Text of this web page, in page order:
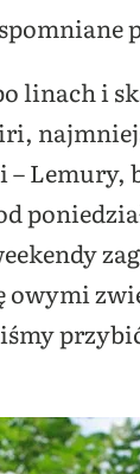
linach i